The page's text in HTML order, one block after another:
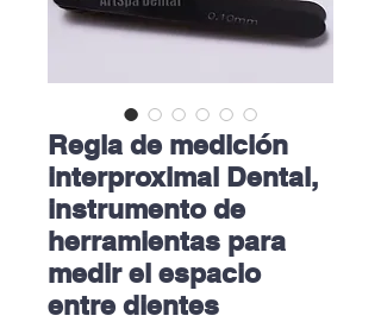
Regla de medición
interproximal Dental,
instrumento de
herramientas para
medir el espacio
entre dientes